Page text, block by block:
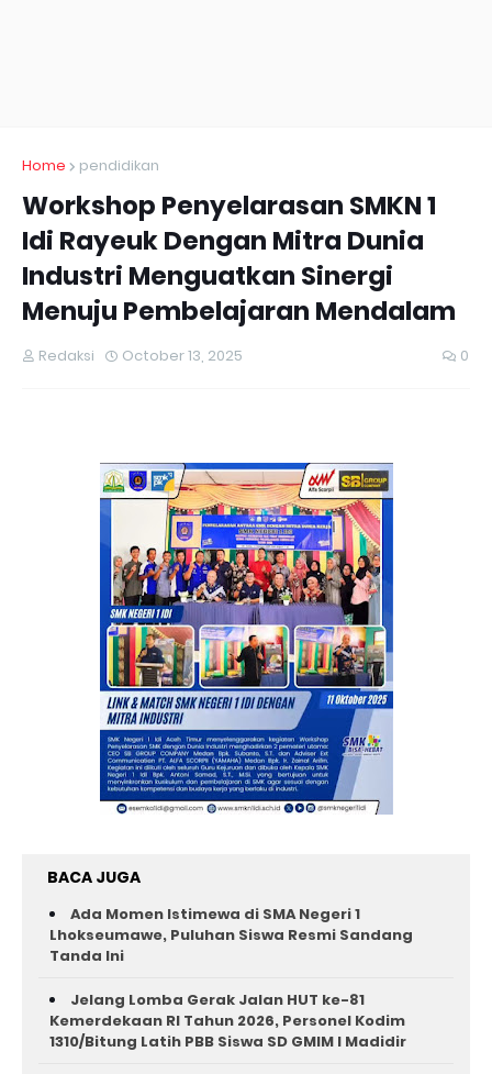
Home pendidikan
Workshop Penyelarasan SMKN 1
Idi Rayeuk Dengan Mitra Dunia
Industri Menguatkan Sinergi
Menuju Pembelajaran Mendalam
Redaksi October 13, 2025 0
BACA JUGA
Ada Momen Istimewa di SMA Negeri 1
Lhokseumawe, Puluhan Siswa Resmi Sandang
Tanda Ini
Jelang Lomba Gerak Jalan HUT ke-81
Kemerdekaan RI Tahun 2026, Personel Kodim
1310/Bitung Latih PBB Siswa SD GMIM I Madidir